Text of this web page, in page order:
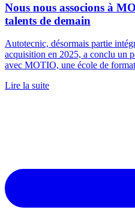
Nous nous associons à
talents de demain
Autotecnic, désormais partie
acquisition en 2025, a conclu un
avec MOTIO, une école de
Lire la suite